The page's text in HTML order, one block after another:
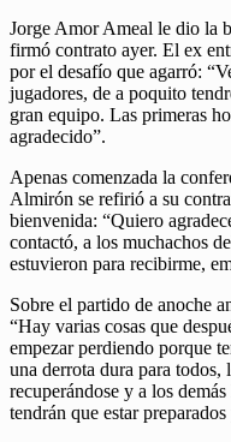
Jorge Amor Ameal le dio la
firmó contrato ayer. El ex
por el desafío que agarró:
jugadores, de a poquito
gran equipo. Las primeras
agradecido”.
Apenas comenzada la
Almirón se refirió a su
bienvenida: “Quiero
contactó, a los muchachos
estuvieron para recibirme,
Sobre el partido de anoche
“Hay varias cosas que
empezar perdiendo porque
una derrota dura para todos,
recuperándose y a los
tendrán que estar